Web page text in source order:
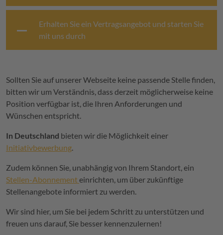
Erhalten Sie ein Vertragsangebot und starten Sie
mit uns durch
Sollten Sie auf unserer Webseite keine passende Stelle finden,
bitten wir um Verständnis, dass derzeit möglicherweise keine
Position verfügbar ist, die Ihren Anforderungen und
Wünschen entspricht.
In Deutschland bieten wir die Möglichkeit einer
Initiativbewerbung
Zudem können Sie, unabhängig von Ihrem Standort, ein
Stellen-Abonnementeinrichten, um über zukünftige
Stellenangebote informiert zu werden.
Wir sind hier, um Sie bei jedem Schritt zu unterstützen und
freuen uns darauf, Sie besser kennenzulernen!